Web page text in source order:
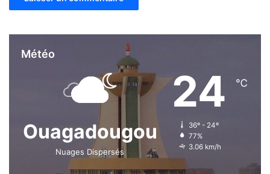
Météo
Ouagadougou
Nuages Dispersés
24 ℃
36º - 24º
77%
3.06 km/h